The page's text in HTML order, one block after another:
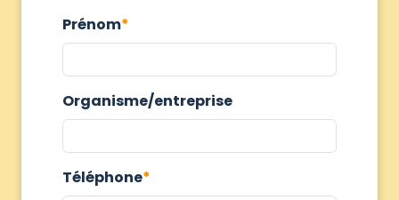
Prénom
Organisme/entreprise
Téléphone